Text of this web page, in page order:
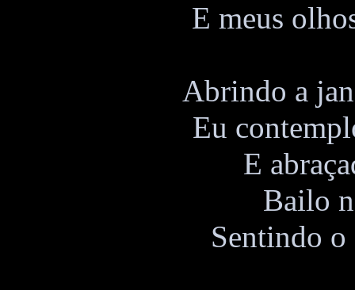
E meus
Abrindo a
Eu
E
Bailo
Sentindo o